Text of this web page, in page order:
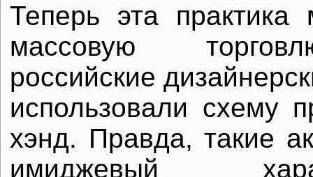
Теперь эта
массовую
российские
использовали схему
хэнд. Правда, такие
имиджевый